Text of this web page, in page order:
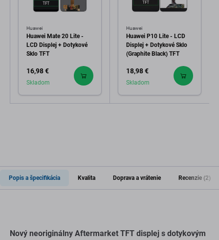
Huawei
Huawei Mate 20 Lite -
LCD Displej + Dotykové
Sklo TFT
16,98 €
Skladom
Huawei
Huawei P10 Lite - LCD
Displej + Dotykové Sklo
(Graphite Black) TFT
18,98 €
Skladom
Popis a špecifikácia Kvalita Doprava a vrátenie Recenzie (2)
Nový neoriginálny Aftermarket TFT displej s dotykovým